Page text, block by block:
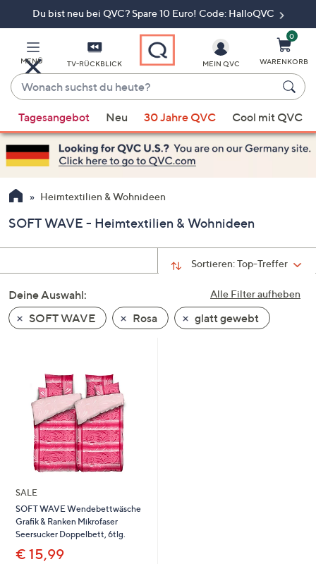
Du bist neu bei QVC? Spare 10 Euro! Code: HalloQVC
MENÜ TV-RÜCKBLICK
Wonach
suchst
du
heute?
Vorschläge
verfügbar
sind,
verwenden
Sie
Pfeiltasten
nach
und
nach
unten
oder
Touch-
Geräten
nach
bzw.
um
diese
anzuzeigen.
MEIN QVC
0
WARENKORB
Tagesangebot Neu 30 Jahre QVC Cool mit QVC
Heimtextilien & Wohnideen
SOFT WAVE - Heimtextilien & Wohnideen
Sortieren:Top-Treffer
Alle Filter aufheben
Deine Auswahl:
SOFT WAVE
Rosa glatt gewebt
SALE
SOFT WAVE Wendebettwäsche
Grafik & Ranken Mikrofaser
Seersucker Doppelbett, 6tlg.
€ 15,99